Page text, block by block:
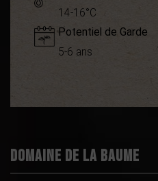
14-16°C
Potentiel de Garde
5-6 ans
Domaine de la Baume